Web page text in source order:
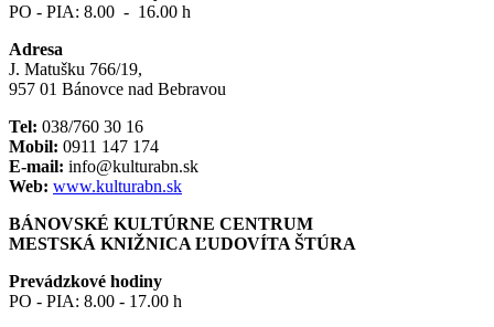
PO - PIA: 8.00 - 16.00 h
Adresa
J. Matušku 766/19,
957 01 Bánovce nad Bebravou
Tel: 038/760 30 16
Mobil: 0911 147 174
E-mail: info@kulturabn.sk
Web: www.kulturabn.sk
BÁNOVSKÉ KULTÚRNE CENTRUM
MESTSKÁ KNIŽNICA ĽUDOVÍTA ŠTÚRA
Prevádzkové hodiny
PO - PIA: 8.00 - 17.00 h